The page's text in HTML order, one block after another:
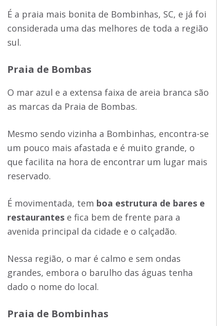
É a praia mais bonita de Bombinhas, SC, e já foi
considerada uma das melhores de toda a região
sul.
Praia de Bombas
O mar azul e a extensa faixa de areia branca são
as marcas da Praia de Bombas.
Mesmo sendo vizinha a Bombinhas, encontra-se
um pouco mais afastada e é muito grande, o
que facilita na hora de encontrar um lugar mais
reservado.
É movimentada, tem boa estrutura de bares e
restaurantes e fica bem de frente para a
avenida principal da cidade e o calçadão.
Nessa região, o mar é calmo e sem ondas
grandes, embora o barulho das águas tenha
dado o nome do local.
Praia de Bombinhas